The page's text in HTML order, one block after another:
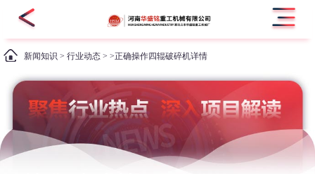
新闻知识 >行业动态 > >正确操作四辊破碎机详情